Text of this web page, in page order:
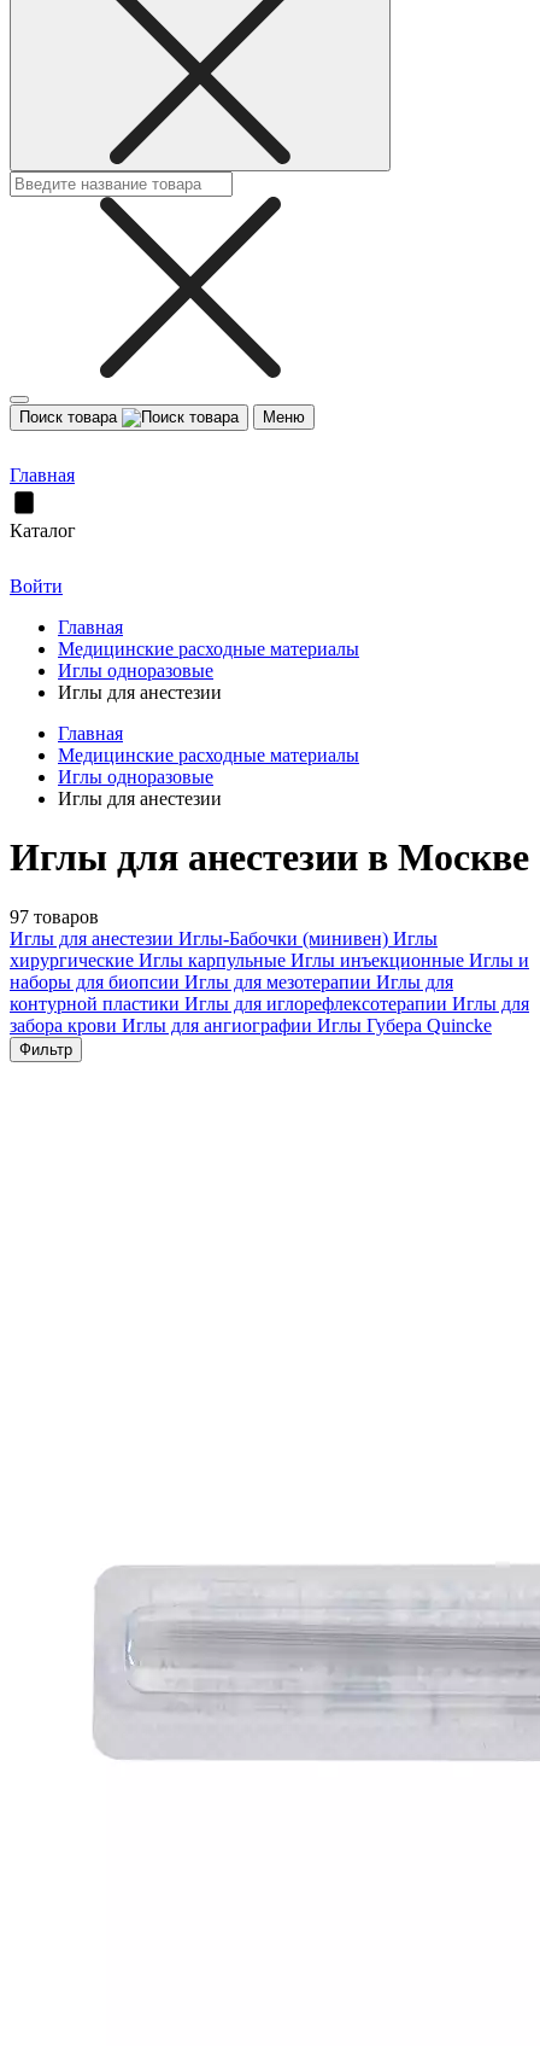
Поиск товара Меню
Главная
Каталог
Войти
Главная
Медицинские расходные материалы
Иглы одноразовые
Иглы для анестезии
Главная
Медицинские расходные материалы
Иглы одноразовые
Иглы для анестезии
Иглы для анестезии в Москве
97 товаров
Иглы для анестезии Иглы-Бабочки (минивен) Иглы
хирургические Иглы карпульные Иглы инъекционные Иглы и
наборы для биопсии Иглы для мезотерапии Иглы для
контурной пластики Иглы для иглорефлексотерапии Иглы для
забора крови Иглы для ангиографии Иглы Губера Quincke
Фильтр